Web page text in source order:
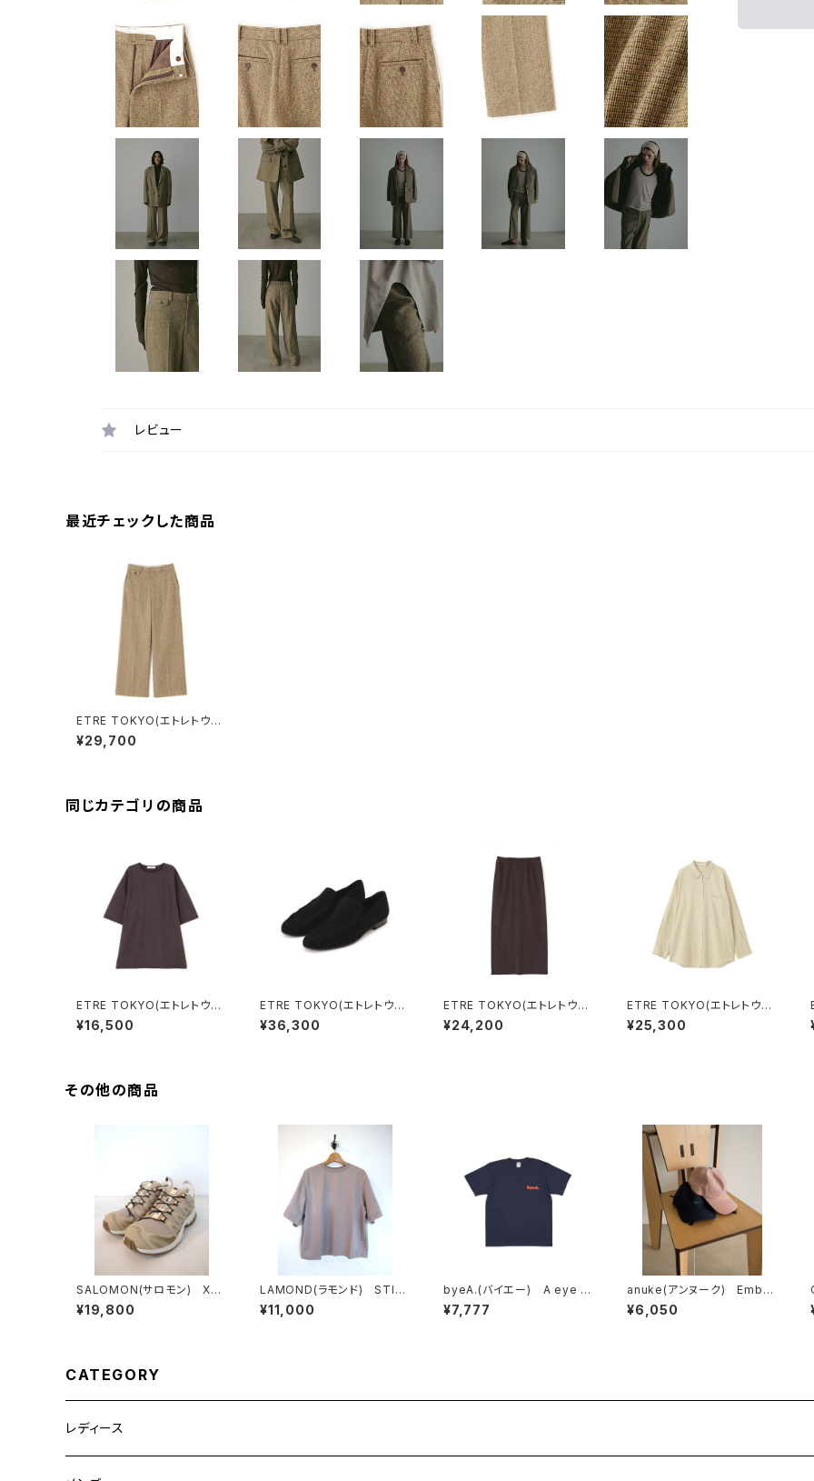
レビュー
最近チェックした商品
ETRE TOKYO(エトレトウキ
ョウ) チェックツィードセンタ
ークリースパンツ BEIGE
¥29,700
同じカテゴリの商品
ETRE TOKYO(エトレトウキ
ョウ) キュプラジャージオー
バーサイズTee
¥16,500
ETRE TOKYO(エトレトウキ
ョウ) スウェードギャザーロ
ーファー
¥36,300
ETRE TOKYO(エトレトウキ
ョウ) キュプラジャージロン
グスカート
¥24,200
ETRE TOKYO(エトレトウキ
ョウ) ガーメントダイソフトシ
アーシャツ
¥25,300
その他の商品
SALOMON(サロモン) XA
PRO 3D SAFARI/SAFARI/
KELP
¥19,800
LAMOND(ラモンド) STIC
H WORK COOL TEE
¥11,000
byeA.(バイエー) A eye T
EE
¥7,777
anuke(アンヌーク) Embro
idery Logo Cap
¥6,050
CATEGORY
レディース